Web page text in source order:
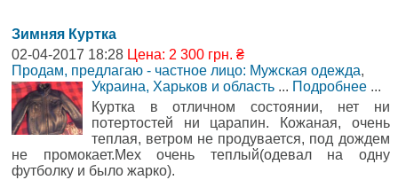
Зимняя Куртка
02-04-2017 18:28 Цена: 2 300 грн. ₴
Продам, предлагаю - частное лицо: Мужская одежда,
Украина, Харьков и область ... Подробнее ...
Куртка в отличном состоянии, нет ни
потертостей ни царапин. Кожаная, очень
теплая, ветром не продувается, под дождем
не промокает.Мех очень теплый(одевал на одну
футболку и было жарко).